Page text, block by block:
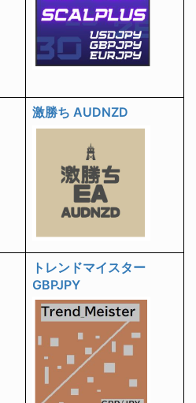
激勝ち AUDNZD
トレンドマイスター
GBPJPY